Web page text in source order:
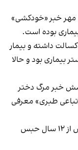
مرتضی درویش‌وند،‌ دادستان لواسانات، ۱۹ مهر خبر «خودکشی»
بوده است.
داشته و بیمار
بیماری بود و حالا
خبر مرگ دختر
طبری» معرفی
به اتهام فساد اقتصادی به بیش از ۱۲ سال حبس